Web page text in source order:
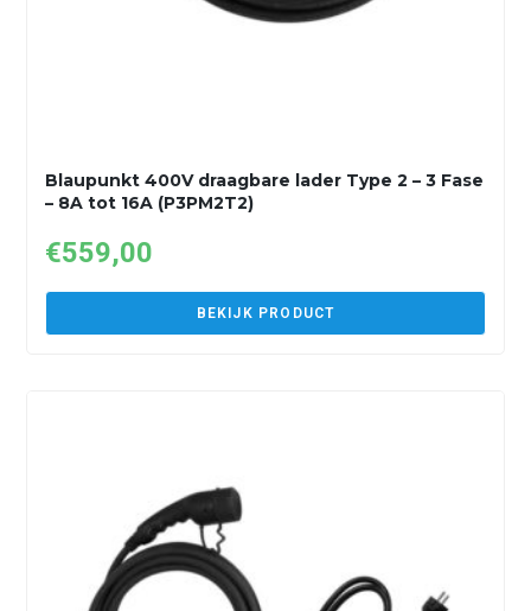
Blaupunkt 400V draagbare lader Type 2 – 3 Fase
– 8A tot 16A (P3PM2T2)
€559,00
BEKIJK PRODUCT